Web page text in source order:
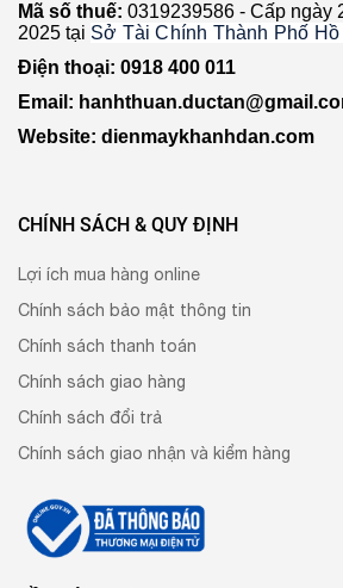
Mã số thuế: 0319239586 - Cấp ngày
2025 tại Sở Tài Chính Thành Phố
Điện thoại: 0918 400 011
Email:
Website: dienmaykhanhdan.com
CHÍNH SÁCH & QUY ĐỊNH
Lợi ích mua hàng online
Chính sách bảo mật thông tin
Chính sách thanh toán
Chính sách giao hàng
Chính sách đổi trả
Chính sách giao nhận và kiểm hàng